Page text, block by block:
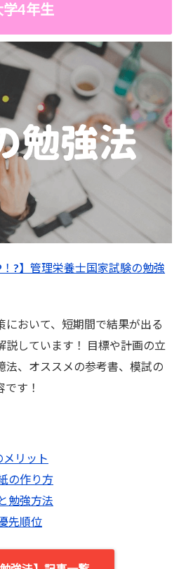
学4年生
?】管理栄養士国家試験の勉強
において、短期間で結果が出る
説しています！ 目標や計画の立
法、オススメの参考書、模試の
す！
リット
の作り方
勉強方法
先順位